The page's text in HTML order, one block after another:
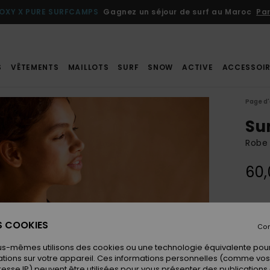
X PURE SURFCAMPS Gagnez un séjour de surf au Maroc
VÊTEMENTS MAILLOTS SURF SNOW ACTIVE
Page
COOKIES
mêmes utilisons des cookies ou une technologie équivalente
sur votre appareil. Ces informations personnelles (comme